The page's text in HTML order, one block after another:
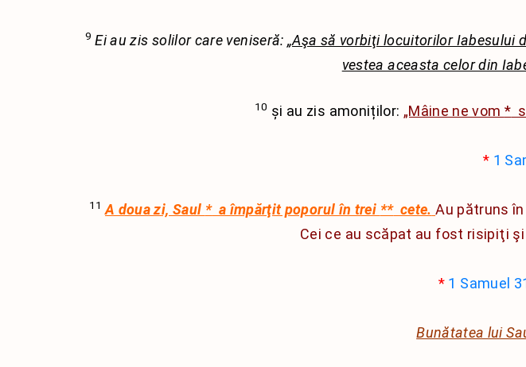
9 Ei au zis solilor care veniseră:„Aşa să vorbiţi locuitorilor Iabesului
vestea aceasta celor din
10 și au zis amoniților: „Mâine ne vom *
* 1
11 A doua zi, Saul *a împărţit poporul în trei **cete. Au pătruns
Cei ce au scăpat au fost risipiţi
* 1 Samuel
Bunătatea lui